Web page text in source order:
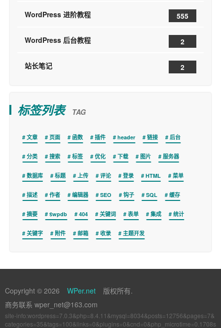
WordPress 进阶教程 555
WordPress 后台教程 2
站长笔记 2
标签列表 TAG
文章 页面 函数 插件 header 链接 后台
分类 搜索 标签 优化 下载 图片 服务器
数据库 标题 上传 评论 登录 HTML 菜单
描述 作者 编辑器 SEO 钩子 SQL 缓存
摘要 $wpdb 404 关键词 表单 集成 统计
关键字 附件 邮箱 收录 主题开发
Copyright © 2026 WPer.net
版权所有.
商务联系 wper_net@163.com
site-info:wordpress=7.0.3&php=8.4.11&mysql=8034&posts=12756&pages=7&
categories=35&tags=100&links=0&plugins=0&cnd=0&php_microtime=0.1708s